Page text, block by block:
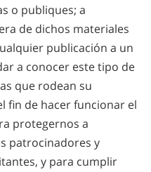
o publiques; a
de dichos materiales
publicación a un
a conocer este tipo de
que rodean su
fin de hacer funcionar el
protegernos a
patrocinadores y
y para cumplir